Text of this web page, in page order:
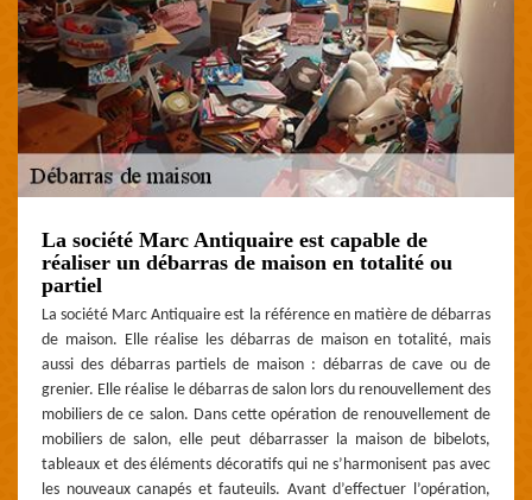
La société Marc Antiquaire est capable de
réaliser un débarras de maison en totalité ou
partiel
La société Marc Antiquaire est la référence en matière de débarras
de maison. Elle réalise les débarras de maison en totalité, mais
aussi des débarras partiels de maison : débarras de cave ou de
grenier. Elle réalise le débarras de salon lors du renouvellement des
mobiliers de ce salon. Dans cette opération de renouvellement de
mobiliers de salon, elle peut débarrasser la maison de bibelots,
tableaux et des éléments décoratifs qui ne s’harmonisent pas avec
les nouveaux canapés et fauteuils. Avant d’effectuer l’opération,